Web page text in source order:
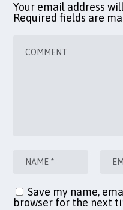
Your email address
Required fields are
Save my name,
browser for the next